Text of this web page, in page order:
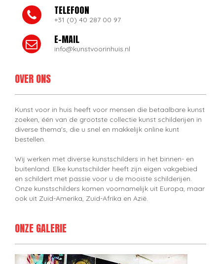
TELEFOON
+31 (0) 40 287 00 97
E-MAIL
info@kunstvoorinhuis.nl
OVER ONS
Kunst voor in huis heeft voor mensen die betaalbare kunst
zoeken, één van de grootste collectie kunst schilderijen in
diverse thema's, die u snel en makkelijk online kunt
bestellen.
Wij werken met diverse kunstschilders in het binnen- en
buitenland. Elke kunstschilder heeft zijn eigen vakgebied
en schildert met passie voor u de mooiste schilderijen.
Onze kunstschilders komen voornamelijk uit Europa, maar
ook uit Zuid-Amerika, Zuid-Afrika en Azië.
ONZE GALERIE